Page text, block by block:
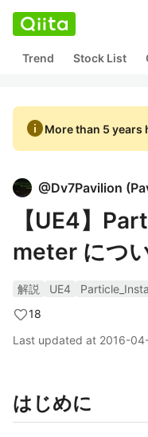
Trend Stock List
infoMore than 5 years
@Dv7Pavilion (
【UE4】
meter につ
解説 UE4
18
Last updated at 2016-
はじめに